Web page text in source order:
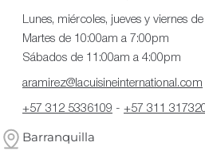
Lunes, miércoles, jueves y viernes
Martes de 10:00am a 7:00pm
Sábados de 11:00am a 4:00pm
aramirez@lacuisineinternational.com
+57 312 5336109 - +57 311
Barranquilla